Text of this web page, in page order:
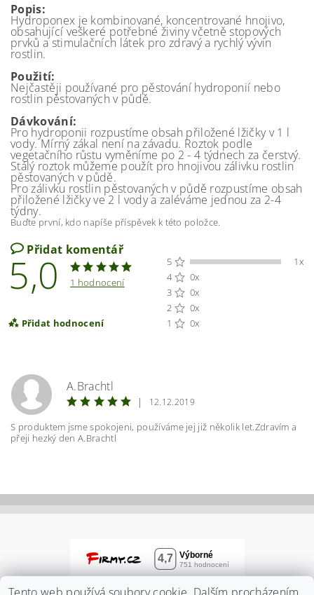
Popis:
Hydroponex je kombinované, koncentrované hnojivo,
obsahující veškeré potřebné živiny včetně stopových
prvků a stimulačních látek pro zdravý a rychlý vývin
rostlin.
Použití:
Nejčastěji používané pro pěstování hydroponií nebo
rostlin pěstovaných v půdě.
Dávkování:
Pro hydroponii rozpustíme obsah přiložené lžičky v 1 l
vody. Mírný zákal není na závadu. Roztok podle
vegetačního růstu vyměníme po 2 - 4 týdnech za čerstvý.
Stálý roztok můžeme použít pro hnojivou zálivku rostlin
pěstovaných v půdě.
Pro zálivku rostlin pěstovaných v půdě rozpustíme obsah
přiložené lžičky ve 2 l vody a zaléváme jednou za 2-4
týdny.
Buďte první, kdo napíše příspěvek k této položce.
Přidat komentář
5,0 1 hodnocení
Přidat hodnocení
5
1x
4
0x
3
0x
2
0x
1
0x
ochrany osobních údajů
A.Brachtl
|
12.12.2019
S produktem jsme spokojeni, používáme jej již několik let.Zdravím a
přeji hezký den A.Brachtl